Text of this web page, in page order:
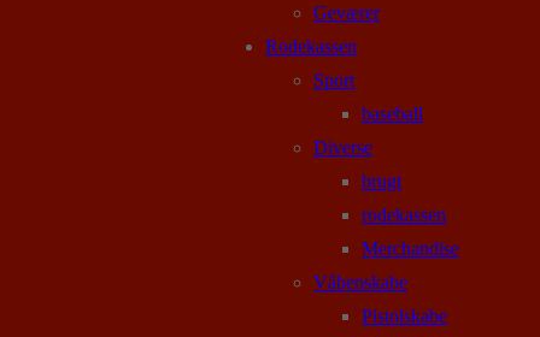
Geværer
Rodekassen
Sport
baseball
Diverse
brugt
rodekassen
Merchandise
Våbenskabe
Pistolskabe